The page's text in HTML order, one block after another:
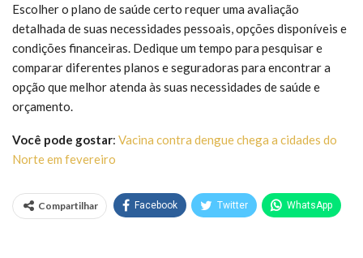
Escolher o plano de saúde certo requer uma avaliação
detalhada de suas necessidades pessoais, opções disponíveis e
condições financeiras. Dedique um tempo para pesquisar e
comparar diferentes planos e seguradoras para encontrar a
opção que melhor atenda às suas necessidades de saúde e
orçamento.
Você pode gostar: Vacina contra dengue chega a cidades do
Norte em fevereiro
Compartilhar Facebook Twitter WhatsApp